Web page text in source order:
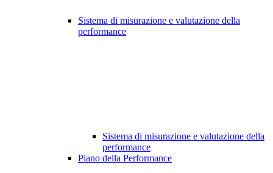
Sistema di misurazione e valutazione della
performance
Sistema di misurazione e valutazione della
performance
Piano della Performance